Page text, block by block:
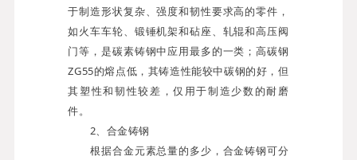
于制造形状复杂、强度和韧性要求高的零件，
如火车车轮、锻锤机架和砧座、轧辊和高压阀
门等，是碳素铸钢中应用最多的一类；高碳钢
ZG55的熔点低，其铸造性能较中碳钢的好，但
其塑性和韧性较差，仅用于制造少数的耐磨
件。
2、合金铸钢
根据合金元素总量的多少，合金铸钢可分